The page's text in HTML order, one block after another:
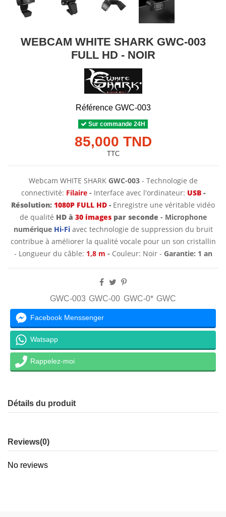
WEBCAM WHITE SHARK GWC-003
FULL HD - NOIR
Référence GWC-003
Sur commande 24H
85,000 TND
TTC
Webcam WHITE SHARK GWC-003 - Technologie de
connectivité: Filaire - Interface avec l'ordinateur: USB-
Résolution: 1080P FULL HD - Enregistre une véritable vidéo
de qualité HD à 30 imagespar seconde - Microphone
numérique Hi-Fi avec technologie de suppression du bruit
contribue à améliorer la qualité vocale pour un son cristallin
- Longueur du câble: 1,8 m - Couleur: Noir - Garantie: 1 an
GWC-003 GWC-00 GWC-0* GWC
Facebook Menssenger
Watsapp
Rappelez-moi
Détails du produit
Reviews(0)
No reviews